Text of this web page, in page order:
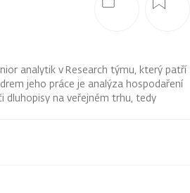
analytik v Research týmu, který patří
jeho práce je analýza hospodaření
dluhopisy na veřejném trhu, tedy